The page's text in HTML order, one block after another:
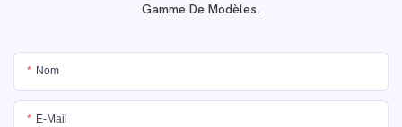
Gamme De Modèles.
Nom
E-Mail